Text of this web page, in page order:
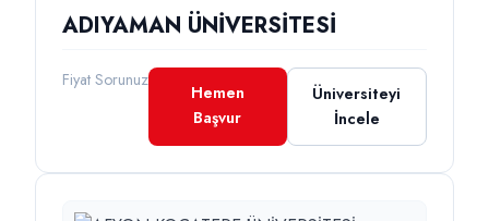
ADIYAMAN ÜNİVERSİTESİ
Fiyat Sorunuz
Hemen
Başvur
Üniversiteyi
İncele